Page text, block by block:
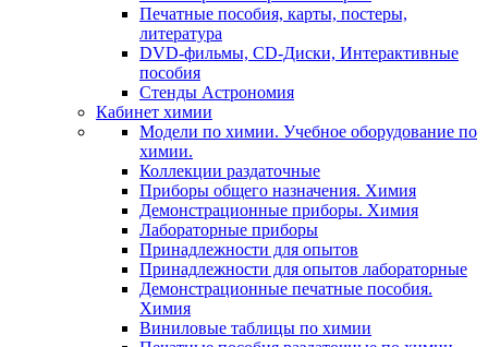
Печатные пособия, карты, постеры,
литература
DVD-фильмы, CD-Диски, Интерактивные
пособия
Стенды Астрономия
Кабинет химии
Модели по химии. Учебное оборудование по
химии.
Коллекции раздаточные
Приборы общего назначения. Химия
Демонстрационные приборы. Химия
Лабораторные приборы
Принадлежности для опытов
Принадлежности для опытов лабораторные
Демонстрационные печатные пособия.
Химия
Виниловые таблицы по химии